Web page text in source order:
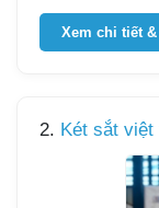
Xem chi tiết
2. Két sắt việt